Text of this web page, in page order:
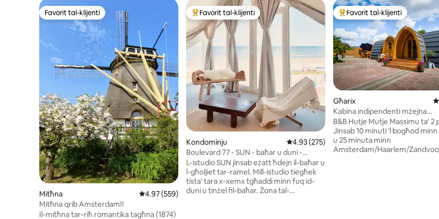
Favorit tal-klijenti
Favorit tal-klijenti
Mitħna Rating medju ta' 4.97 minn 5, skont dan-numru ta' reviews: 559
4.97 (559)
Mitħna qrib Amsterdam!!
Il-mitħna tar-riħ romantika tagħna (1874)
Wieħed mill-aqwa favoriti tal-klijenti
Favorit tal-klijenti
Kondominju Rating medju ta' 4.93 minn 5, skont dan-
4.93 (275)
Boulevard 77 - SUN - baħar u duni -
parkeġġ bla ħlas
L-istudio SUN jinsab eżatt ħdejn il-baħar u
l-għoljiet tar-ramel. Mill-istudio tiegħek
tista' tara x-xemx tgħaddi minn fuq id-
duni u tinżel fil-baħar. Żona tal-
Wieħed mill-aqwa favoriti tal-
Favorit tal-klijenti
Għarix
Kabina indipendenti mżejna
atmosferikament
B&B Hutje Mutje Massimu ta' 2
Jinsab 10 minuti 'l bogħod
u 25 minuta minn
Amsterdam/Haarlem/Zandvoort -